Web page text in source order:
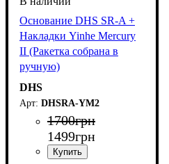
Основание DHS SR-A +
Накладки Yinhe Mercury
II (Ракетка собрана в
ручную)
DHS
DHSRA-YM2
1700грн
1499грн